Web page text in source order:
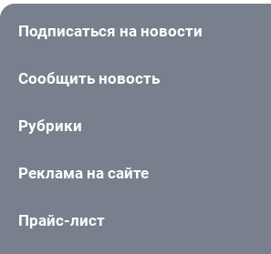
Подписаться на новости
Сообщить новость
Рубрики
Реклама на сайте
Прайс-лист